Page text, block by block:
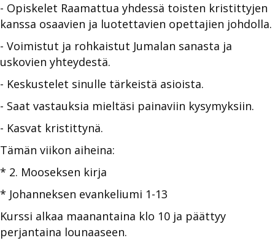
- Opiskelet Raamattua yhdessä toisten kristittyjen
kanssa osaavien ja luotettavien opettajien johdolla.
- Voimistut ja rohkaistut Jumalan sanasta ja
uskovien yhteydestä.
- Keskustelet sinulle tärkeistä asioista.
- Saat vastauksia mieltäsi painaviin kysymyksiin.
- Kasvat kristittynä.
Tämän viikon aiheina:
* 2. Mooseksen kirja
* Johanneksen evankeliumi 1-13
Kurssi alkaa maanantaina klo 10 ja päättyy
perjantaina lounaaseen.